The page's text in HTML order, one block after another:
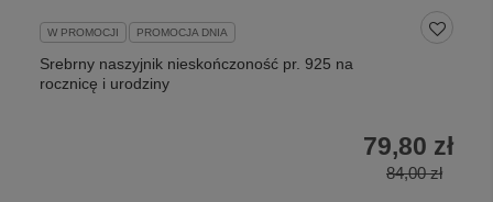
W PROMOCJI PROMOCJA DNIA
Srebrny naszyjnik nieskończoność pr. 925 na
rocznicę i urodziny
84,00 zł
79,80 zł